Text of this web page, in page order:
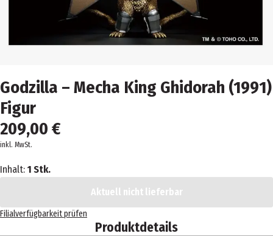
Godzilla – Mecha King Ghidorah (1991)
Figur
209,00 €
inkl. MwSt.
Inhalt: 1 Stk.
Aktuell nicht lieferbar
Filialverfügbarkeit prüfen
Produktdetails